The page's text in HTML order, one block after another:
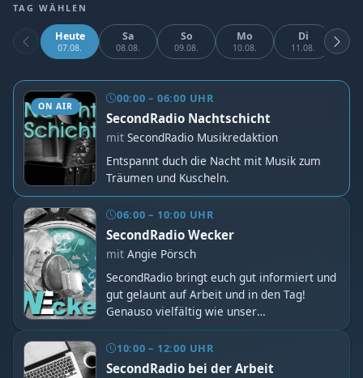
TAG WÄHLEN
Heute
07.08.
Sa
08.08.
So
09.08.
Mo
10.08.
Di
11.08.
ON AIR
00:00 – 06:00 UHR
SecondRadio Nachtschicht
mit SecondRadio Musikredaktion
Entspannt duch die Nacht mit Musik zum
Träumen und Kuscheln.
06:00 – 10:00 UHR
SecondRadio Wecker
mit Angie Pörsch
SecondRadio bringt euch gut informiert und
gut gelaunt auf Arbeit und in den Tag!
Genauso vielfältig wie unser
Hörerinnen und Hörer. Zu empfangen ist
SecondRadio im ganzen Freistaat Sachsen
10:00 – 12:00 UHR
SecondRadio bei der Arbeit